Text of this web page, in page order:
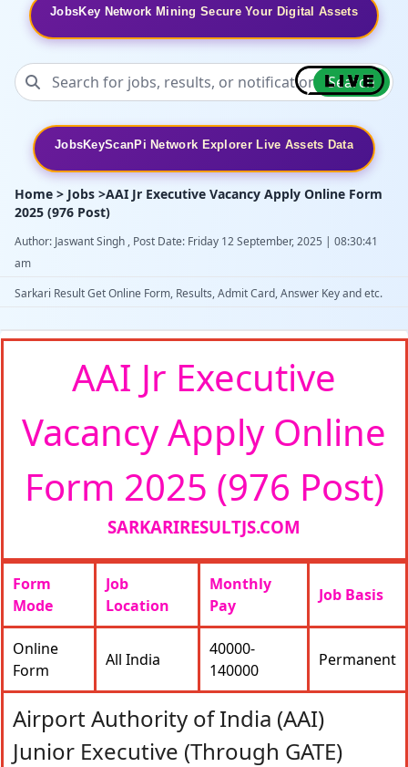
JobsKey Network Mining Secure Your Digital Assets
Search
JobsKeyScanPi Network Explorer Live Assets Data
Home > Jobs >AAI Jr Executive Vacancy Apply Online Form
2025 (976 Post)
Author: Jaswant Singh , Post Date: Friday 12 September, 2025 | 08:30:41
am
Sarkari Result Get Online Form, Results, Admit Card, Answer Key and etc.
AAI Jr Executive
Vacancy Apply Online
Form 2025 (976 Post)
SARKARIRESULTJS.COM
Form
Mode
Job
Location
Monthly
Pay
Job Basis
Online
Form
All India
40000‐
140000
Permanent
Airport Authority of India (AAI)
Junior Executive (Through GATE)